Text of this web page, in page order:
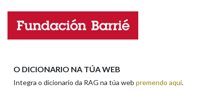
Nome
O DICIONARIO NA TÚA WEB
Integra o dicionario da RAG na túa web premendo aquí.